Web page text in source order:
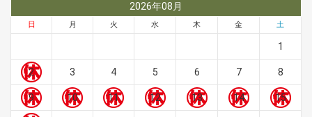
2026年08月
日 月 火 水 木 金 土
1
2 3 4 5 6 7 8
9 10 11 12 13 14 15